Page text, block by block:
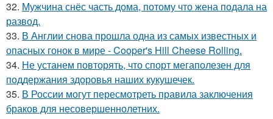
32. Мужчина снёс часть дома, потому что жена подала на
развод.
33. В Англии снова прошла одна из самых известных и
опасных гонок в мире - Cooper's Hill Cheese Rolling.
34. Не устанем повторять, что спорт мегаполезен для
поддержания здоровья наших кукушечек.
35. В России могут пересмотреть правила заключения
браков для несовершеннолетних.